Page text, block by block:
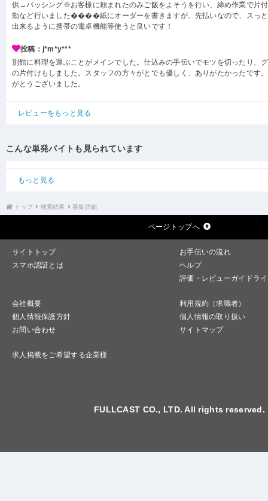
供→バッシング※お客様に頼まれたのみご飯をよそうを行い、締め作業で片
動など行いました����紙にオーダーを書きますが、先払いなので、スっ
出来るように携帯の電卓機能等使うと良いです！
投稿：j*m*y***
別館に料理を運ぶことがメインでした。仕込みの手伝いでモツを切ったり、
の片付けもしました。スタッフの方々がとでも優しく、ありがたかったです
がとうございました。
レビューをもっと見る
こんな単発バイトも見られています
もっと見る
トップ 検索結果 募集詳細
ページトップへ
サイトトップ
お手伝いの流れ
スマホ認証とは
ヘルプ
評価・レビューガイドラ
会社概要
利用規約（求職者）
個人情報保護方針
個人情報の取り扱い
お問い合わせ
サイトマップ
求人掲載をご希望する企業様
FULLCAST CO., LTD. All rights reserved.